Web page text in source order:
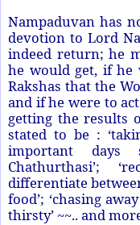
Nampaduvan has
devotion to Lord
indeed return; he
he would get, if
Rakshas that the
and if he were to
getting the results
stated to be :
important days
Chathurthasi’;
differentiate
food’; ‘chasing
thirsty’ ~~.. and